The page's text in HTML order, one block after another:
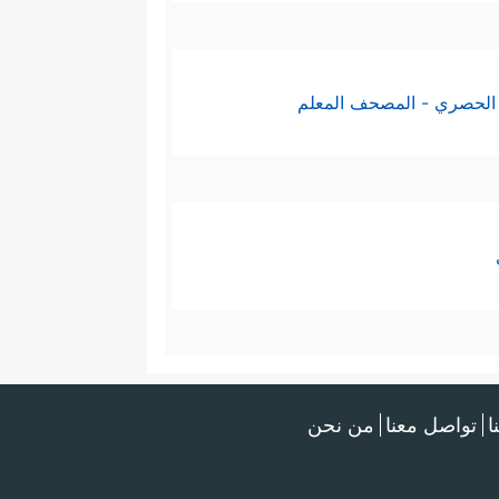
الحصري - المصحف المعلم
تواصل معنا من نحن